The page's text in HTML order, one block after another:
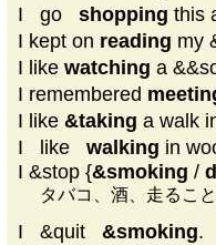
I
go shopping this
I kept on reading my
I like watching a
I remembered
I like &taking a walk
I
like walking in
I &stop {&smoking /
タバコ、酒、走るこ
I &quit &smoking.